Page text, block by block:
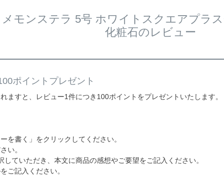
メモンステラ 5号 ホワイトスクエアプラ
化粧石のレビュー
ポイントプレゼント
ますと、レビュー1件につき100ポイントをプレゼントいたします。
を書く」をクリックしてください。
い。
していただき、本文に商品の感想やご要望をご記入ください。
ご記入ください。